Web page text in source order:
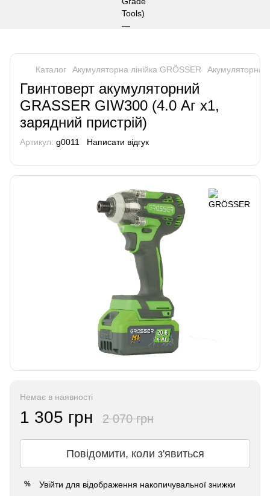
Каталог Акумуляторна лінійка GRÖSSER Акумуляторна
Гвинтоверт акумуляторний
GRASSER GIW300 (4.0 Аг х1,
зарядний пристрій)
Артикул: g0011 Написати відгук
Немає в наявності
1 305 грн 2 070 грн
Повідомити, коли з'явиться
% Увійти для відображення накопичувальної знижки